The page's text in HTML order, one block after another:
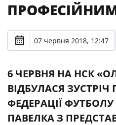
07 червня 2018, 12:47
6 ЧЕРВНЯ НА НСК
ВІДБУЛАСЯ
ФЕДЕРАЦІЇ
ПАВЕЛКА З